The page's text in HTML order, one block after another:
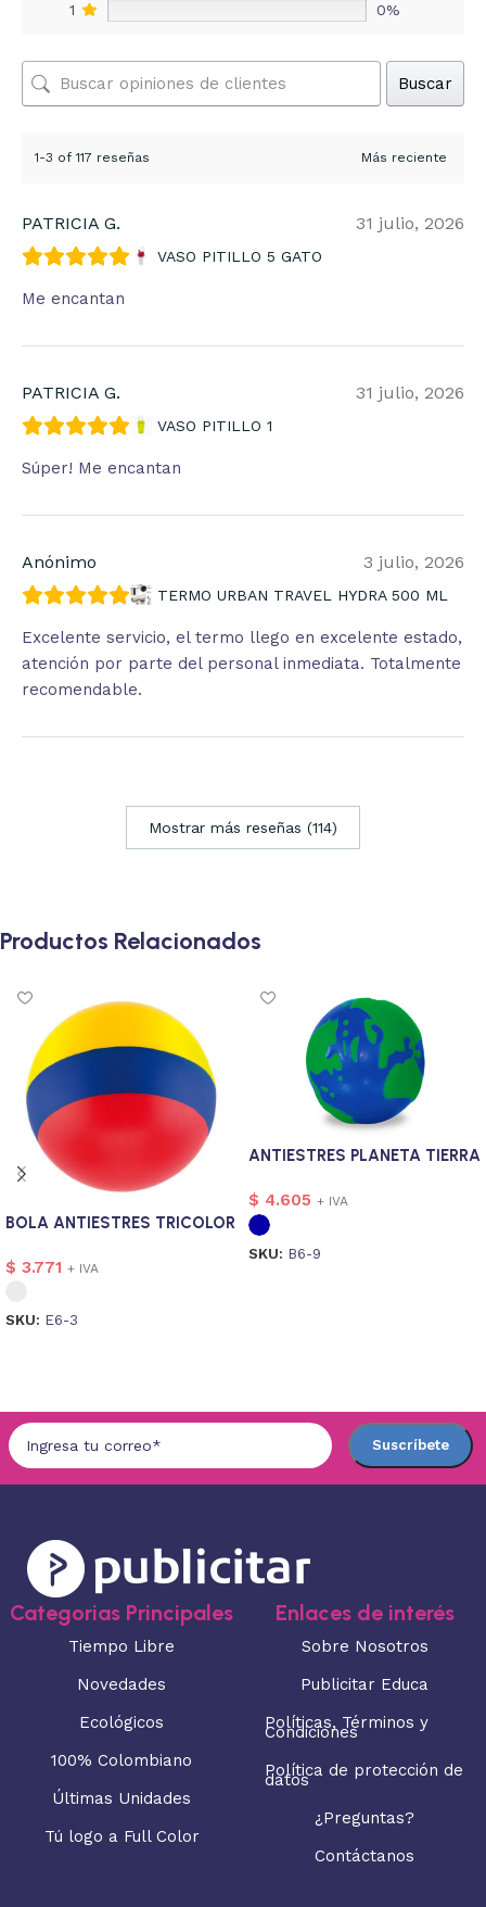
1
0%
Buscar
1-3 of 117 reseñas
PATRICIA G. 31 julio, 2026
VASO PITILLO 5 GATO
Me encantan
PATRICIA G. 31 julio, 2026
VASO PITILLO 1
Súper! Me encantan
Anónimo 3 julio, 2026
TERMO URBAN TRAVEL HYDRA 500 ML
Excelente servicio, el termo llego en excelente estado,
atención por parte del personal inmediata. Totalmente
recomendable.
Mostrar más reseñas (114)
Productos Relacionados
BOLA ANTIESTRES TRICOLOR
$ 3.771 + IVA
SKU: E6-3
ANTIESTRES PLANETA TIERRA
$ 4.605 + IVA
SKU: B6-9
Categorias Principales
Tiempo Libre
Novedades
Ecológicos
100% Colombiano
Últimas Unidades
Tú logo a Full Color
Enlaces de interés
Sobre Nosotros
Publicitar Educa
Políticas, Términos y
Condiciones
Política de protección de
datos
¿Preguntas?
Contáctanos